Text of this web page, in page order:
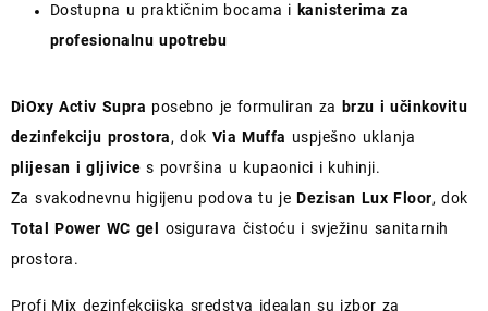
Dostupna u praktičnim bocama i kanisterima za
profesionalnu upotrebu
DiOxy Activ Supra posebno je formuliran za brzu i učinkovitu
dezinfekciju prostora, dok Via Muffa uspješno uklanja
plijesan i gljivice s površina u kupaonici i kuhinji.
Za svakodnevnu higijenu podova tu jeDezisan Lux Floor, dok
Total Power WC gel
osigurava čistoću i svježinu sanitarnih
prostora.
Profi Mix dezinfekcijska sredstva idealan su izbor za